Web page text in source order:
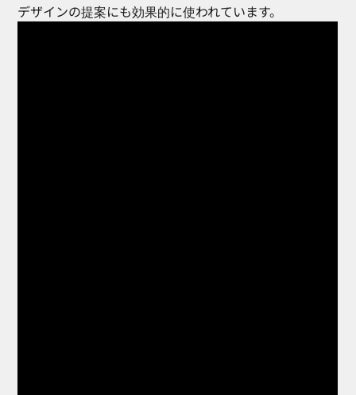
デザインの提案にも効果的に使われています。